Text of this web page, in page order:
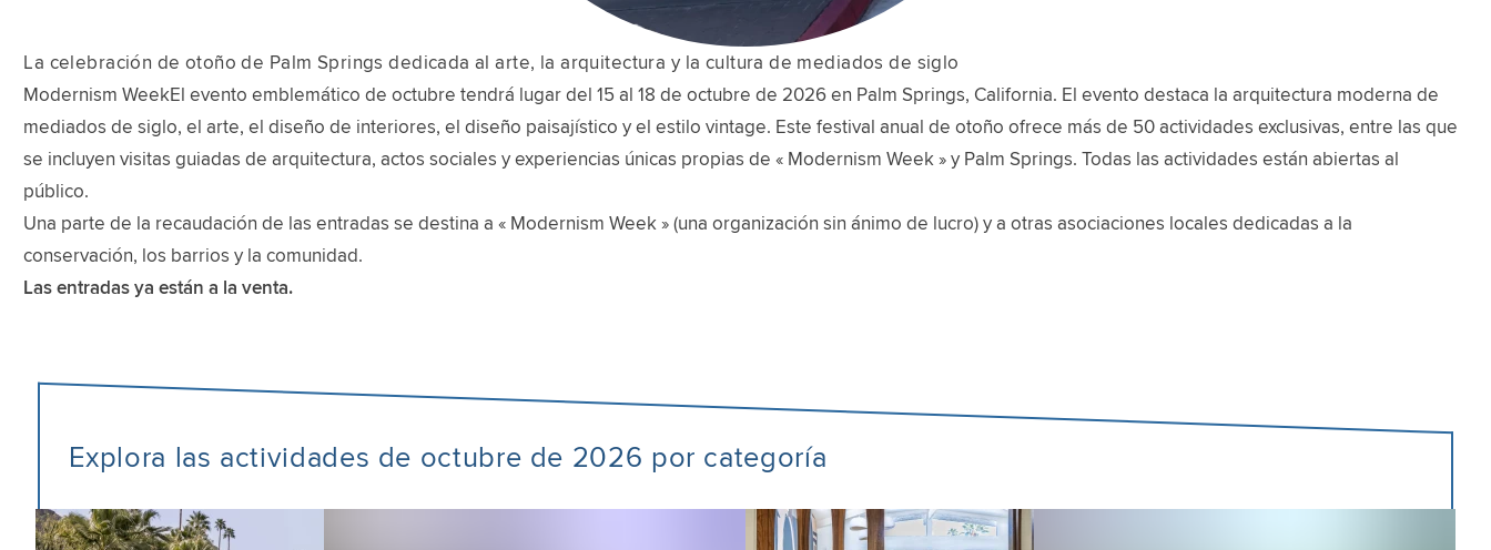
La celebración de otoño de Palm Springs dedicada al arte, la arquitectura y la cultura de mediados de siglo
Modernism WeekEl evento emblemático de octubre tendrá lugar del 15 al 18 de octubre de 2026 en Palm Springs, California. El evento destaca la arquitectura moderna de
mediados de siglo, el arte, el diseño de interiores, el diseño paisajístico y el estilo vintage. Este festival anual de otoño ofrece más de 50 actividades exclusivas, entre las que
se incluyen visitas guiadas de arquitectura, actos sociales y experiencias únicas propias de « Modernism Week » y Palm Springs. Todas las actividades están abiertas al
público.
Una parte de la recaudación de las entradas se destina a « Modernism Week » (una organización sin ánimo de lucro) y a otras asociaciones locales dedicadas a la
conservación, los barrios y la comunidad.
Las entradas ya están a la venta.
Explora las actividades de octubre de 2026 por categoría